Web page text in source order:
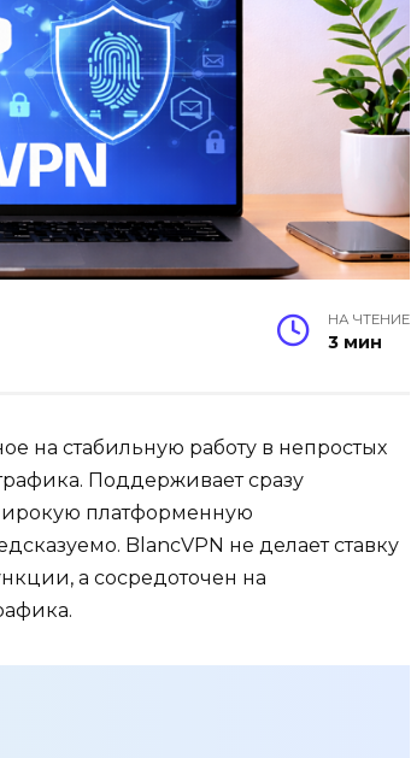
НА ЧТЕНИЕ
3 мин
на стабильную работу в непростых
Поддерживает сразу
платформенную
BlancVPN не делает ставку
а сосредоточен на